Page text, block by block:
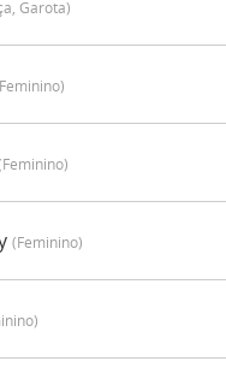
Garota)
(feminino)